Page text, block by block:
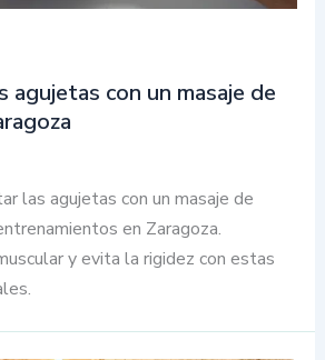
agujetas con un masaje de
las agujetas con un masaje de
en Zaragoza.
y evita la rigidez con estas